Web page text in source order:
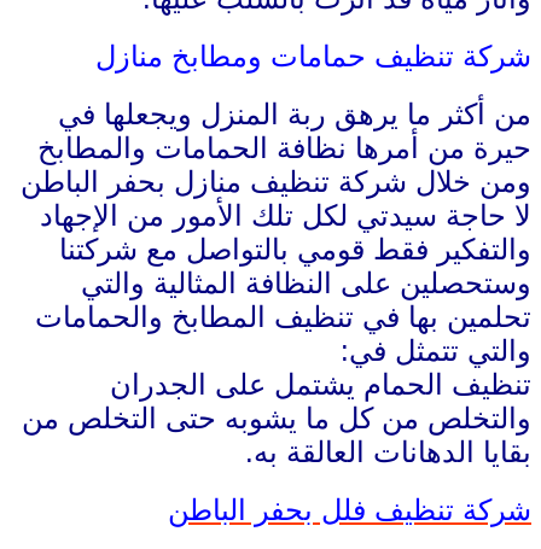
شركة تنظيف حمامات ومطابخ منازل
من أكثر ما يرهق ربة المنزل ويجعلها في
حيرة من أمرها نظافة الحمامات والمطابخ
ومن خلال شركة تنظيف منازل بحفر الباطن
لا حاجة سيدتي لكل تلك الأمور من الإجهاد
والتفكير فقط قومي بالتواصل مع شركتنا
وستحصلين على النظافة المثالية والتي
تحلمين بها في تنظيف المطابخ والحمامات
والتي تتمثل في:
تنظيف الحمام يشتمل على الجدران
والتخلص من كل ما يشوبه حتى التخلص من
بقايا الدهانات العالقة به.
شركة تنظيف فلل بحفر الباطن